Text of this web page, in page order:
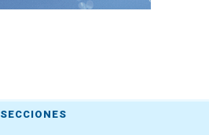
SECCIONES